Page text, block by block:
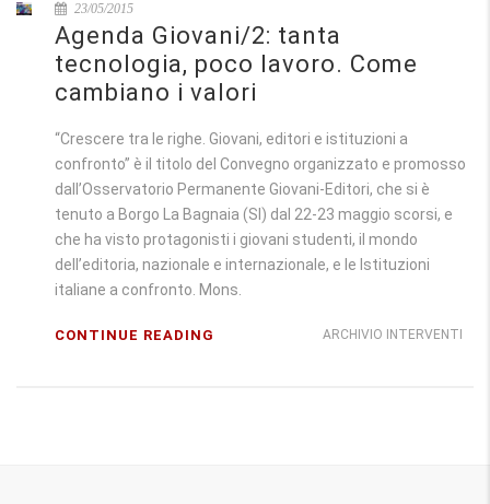
23/05/2015
Agenda Giovani/2: tanta
tecnologia, poco lavoro. Come
cambiano i valori
“Crescere tra le righe. Giovani, editori e istituzioni a
confronto” è il titolo del Convegno organizzato e promosso
dall’Osservatorio Permanente Giovani-Editori, che si è
tenuto a Borgo La Bagnaia (SI) dal 22-23 maggio scorsi, e
che ha visto protagonisti i giovani studenti, il mondo
dell’editoria, nazionale e internazionale, e le Istituzioni
italiane a confronto. Mons.
ARCHIVIO INTERVENTI
CONTINUE READING